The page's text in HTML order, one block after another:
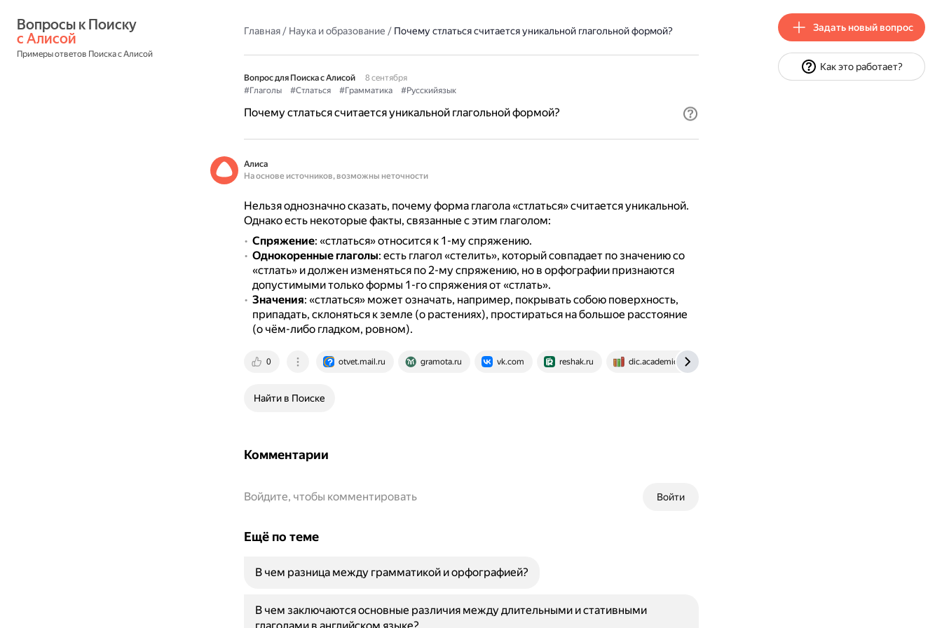
с Алисой
Примеры ответов Поиска с Алисой
Главная/ Наука и образование / Почему стлаться считается уникальной глагольной формой?
Вопрос для Поиска с Алисой
8 сентября
#Глаголы
#Стлаться #Грамматика #Русскийязык
Почему стлаться считается уникальной глагольной формой?
Алиса
На основе источников, возможны неточности
Нельзя однозначно сказать, почему форма глагола «стлаться» считается уникальной.
Однако есть некоторые факты, связанные с этим глаголом:
Спряжение: «стлаться» относится к 1-му спряжению.
Однокоренные глаголы: есть глагол «стелить», который совпадает по значению со
«стлать» и должен изменяться по 2-му спряжению, но в орфографии признаются
допустимыми только формы 1-го спряжения от «стлать».
Значения: «стлаться» может означать, например, покрывать собою поверхность,
припадать, склоняться к земле (о растениях), простираться на большое расстояние
(о чём-либо гладком, ровном).
0 otvet.mail.ru gramota.ru vk.com reshak.ru dic.academic.ru
Найти в Поиске
Комментарии
Войти
Войдите, чтобы комментировать
Ещё по теме
В чем разница между грамматикой и орфографией?
В чем заключаются основные различия между длительными и стативными
Задать новый вопрос
Как это работает?